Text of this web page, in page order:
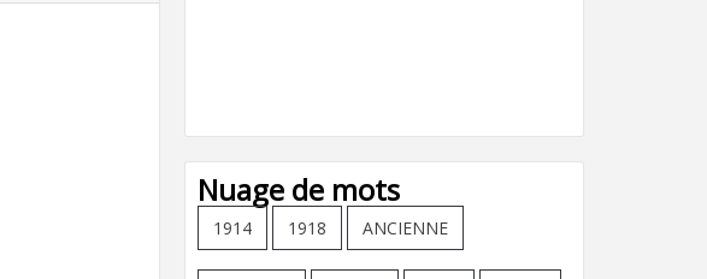
Nuage de mots
1914 1918 ANCIENNE